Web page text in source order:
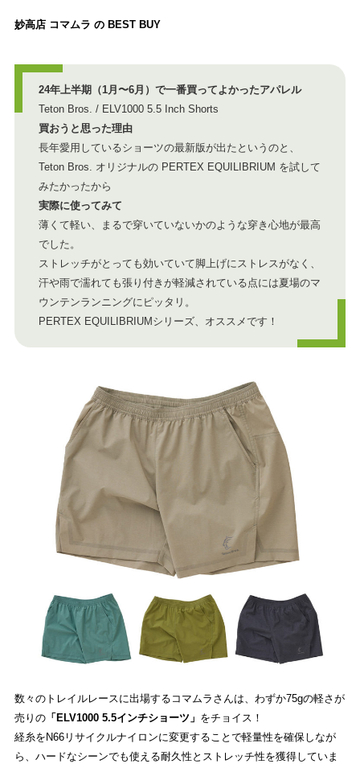
妙高店 コマムラ の BEST BUY
24年上半期（1月〜6月）で一番買ってよかったアパレル
Teton Bros. / ELV1000 5.5 Inch Shorts
買おうと思った理由
長年愛用しているショーツの最新版が出たというのと、
Teton Bros. オリジナルの PERTEX EQUILIBRIUM を試して
みたかったから
実際に使ってみて
薄くて軽い、まるで穿いていないかのような穿き心地が最高
でした。
ストレッチがとっても効いていて脚上げにストレスがなく、
汗や雨で濡れても張り付きが軽減されている点には夏場のマ
ウンテンランニングにピッタリ。
PERTEX EQUILIBRIUMシリーズ、オススメです！
数々のトレイルレースに出場するコマムラさんは、わずか75gの軽さが
売りの「ELV1000 5.5インチショーツ」 をチョイス！
経糸をN66リサイクルナイロンに変更することで軽量性を確保しなが
ら、ハードなシーンでも使える耐久性とストレッチ性を獲得していま